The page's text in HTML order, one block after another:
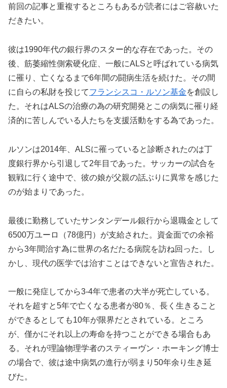
前回の記事と重複するところもあるが読者にはご容赦いた
だきたい。
彼は1990年代の銀行界のスター的な存在であった。その
後、筋萎縮性側索硬化症、一般にALSと呼ばれている病気
に罹り、亡くなるまで6年間の闘病生活を続けた。その間
に自らの私財を投じてフランシスコ・ルソン基金を創設し
た。それはALSの治療の為の研究開発とこの病気に罹り経
済的に苦しんでいる人たちを支援活動をする為であった。
ルソンは2014年、ALSに罹っていると診断されたのは丁
度銀行界から引退して2年目であった。サッカーの試合を
観戦に行く途中で、彼の娘が父親の話ぶりに異常を感じた
のが始まりであった。
最後に勤務していたサンタンデール銀行から退職金として
6500万ユーロ（78億円）が支給された。資金面での余裕
から3年間治す為に世界の名だたる病院を訪ね回った。し
かし、現代の医学では治すことはできないと宣告された。
一般に発症してから3-4年で患者の大半が死亡している。
それを超すと5年で亡くなる患者が80％、長く生きること
ができるとしても10年が限界だとされている。ところ
が、僅かにそれ以上の寿命を持つことができる場合もあ
る。それが理論物理学者のスティーヴン・ホーキング博士
の場合で、彼は途中病気の進行が弱まり50年余り生き延
びた。